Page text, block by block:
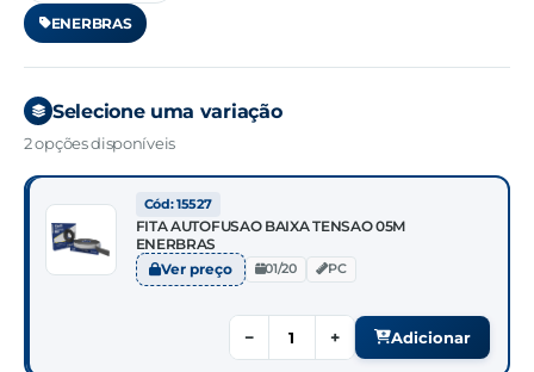
ENERBRAS
Selecione uma variação
2 opções disponíveis
Cód: 15527
FITA AUTOFUSAO BAIXA TENSAO 05M
ENERBRAS
Ver preço 01/20 PC
− + Adicionar